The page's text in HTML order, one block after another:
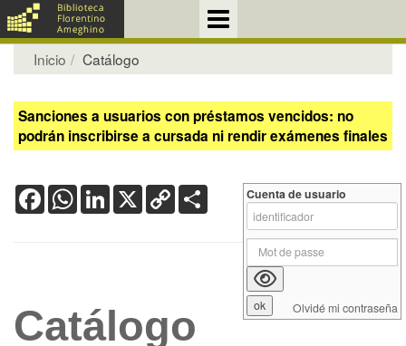
Inicio Catálogo
Sanciones a usuarios con préstamos vencidos: no
podrán inscribirse a cursada ni rendir exámenes finales
FacebookWhatsApp
LinkedIn
X Copy
Link
Catálogo
Cuenta de usuario
Olvidé mi contraseña